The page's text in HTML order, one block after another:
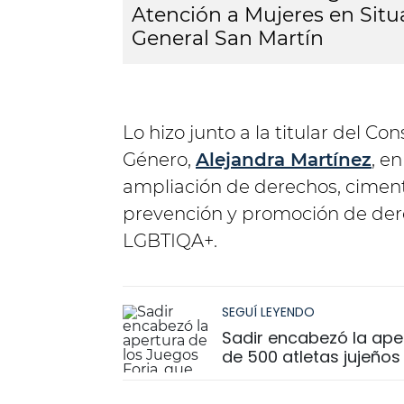
Atención a Mujeres en
General San Martín
Lo hizo junto a la titular del
Género, Alejandra Martínez,
ampliación de derechos,
prevención y promoción de
LGBTIQA+.
SEGUÍ LEYENDO
Sadir encabezó la
de 500 atletas jujeños